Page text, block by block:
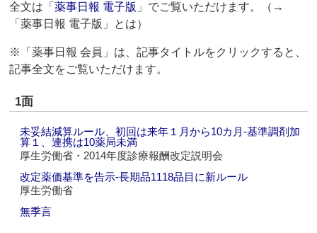
全文は「薬事日報 電子版 」でご覧いただけます。（→
「薬事日報 電子版」とは）
※「薬事日報 会員」は、記事タイトルをクリックすると、
記事全文をご覧いただけます。
1面
未妥結減算ルール、初回は来年１月から10カ月‐基準調剤加
算１、連携は10薬局未満
厚生労働省・2014年度診療報酬改定説明会
改定薬価基準を告示‐長期品1118品目に新ルール
厚生労働省
無季言